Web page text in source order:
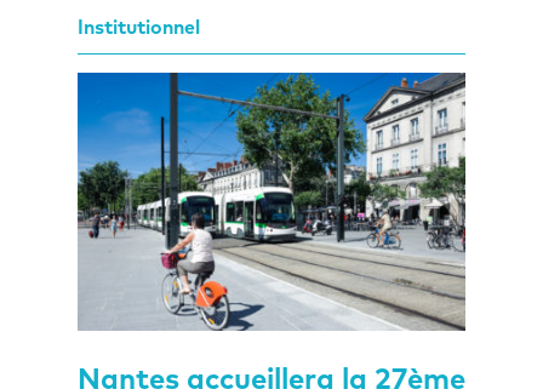
Institutionnel
Nantes accueillera la 27ème